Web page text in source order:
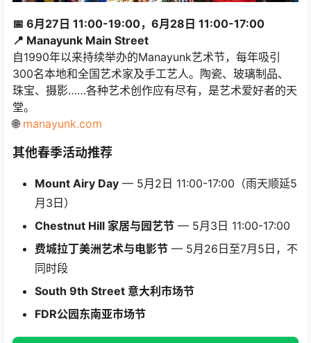
📅 6月27日 11:00-19:00，6月28日 11:00-17:00
📍 Manayunk Main Street
自1990年以来持续举办的Manayunk艺术节，每年吸引
300名本地和全国艺术家及手工艺人。陶瓷、玻璃制品、
珠宝、摄影……各种艺术创作应有尽有，是艺术爱好者的天
堂。
🌐 manayunk.com
其他春季活动推荐
Mount Airy Day — 5月2日 11:00-17:00（雨天顺延5
月3日）
Chestnut Hill 家居与园艺节 — 5月3日 11:00-17:00
费城拉丁美洲艺术与电影节 — 5月26日至7月5日，不
同时段
South 9th Street 意大利市场节
FDR公园东南亚市场节